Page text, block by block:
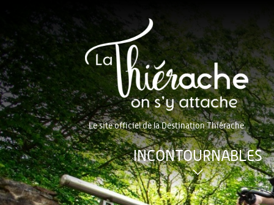
Le site officiel de la Destination Thiérache
INCONTOURNABLES